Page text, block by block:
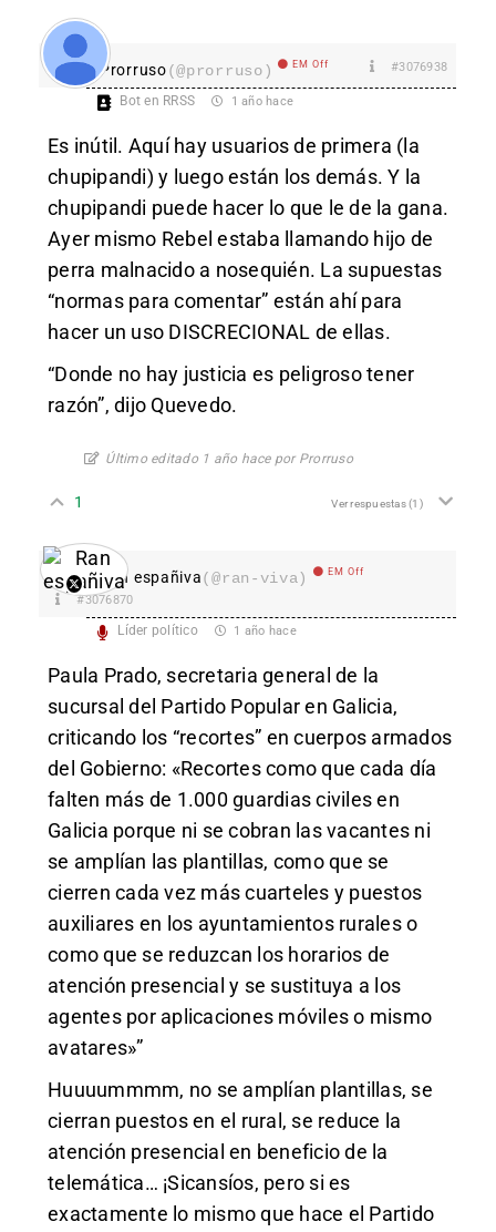
Prorruso(@prorruso) EM Off #3076938
Bot en RRSS 1 año hace
Es inútil. Aquí hay usuarios de primera (la
chupipandi) y luego están los demás. Y la
chupipandi puede hacer lo que le de la gana.
Ayer mismo Rebel estaba llamando hijo de
perra malnacido a nosequién. La supuestas
“normas para comentar” están ahí para
hacer un uso DISCRECIONAL de ellas.
“Donde no hay justicia es peligroso tener
razón”, dijo Quevedo.
Último editado 1 año hace por Prorruso
1 Ver respuestas(1)
Ran españiva(@ran-viva) EM Off
#3076870
Líder político 1 año hace
Paula Prado, secretaria general de la
sucursal del Partido Popular en Galicia,
criticando los “recortes” en cuerpos armados
del Gobierno: «Recortes como que cada día
falten más de 1.000 guardias civiles en
Galicia porque ni se cobran las vacantes ni
se amplían las plantillas, como que se
cierren cada vez más cuarteles y puestos
auxiliares en los ayuntamientos rurales o
como que se reduzcan los horarios de
atención presencial y se sustituya a los
agentes por aplicaciones móviles o mismo
avatares»”
Huuuummmm, no se amplían plantillas, se
cierran puestos en el rural, se reduce la
atención presencial en beneficio de la
telemática… ¡Sicansíos, pero si es
exactamente lo mismo que hace el Partido